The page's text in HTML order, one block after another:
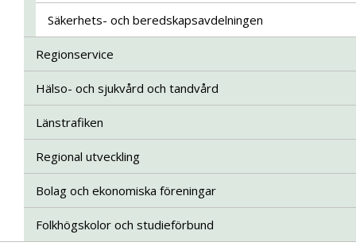
Säkerhets- och beredskapsavdelningen
Regionservice
Hälso- och sjukvård och tandvård
Länstrafiken
Regional utveckling
Bolag och ekonomiska föreningar
Folkhögskolor och studieförbund